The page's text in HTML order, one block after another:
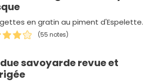
en gratin au piment d'Espelette.
(55 notes)
savoyarde revue et